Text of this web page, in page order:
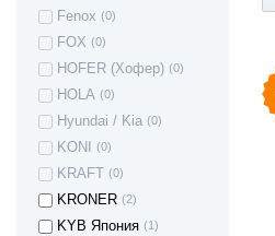
Fenox (0)
FOX (0)
HOFER (Хофер) (0)
HOLA (0)
Hyundai / Kia (0)
KONI (0)
KRAFT (0)
KRONER (2)
KYB Япония (1)
Калина I хетчбек
ВАЗ 11198 -
ВАЗ 2180 - Lada
Vesta (Лада
Веста)
(15)
ВАЗ 2181 LADA
Vesta SW Cross
(Лада Веста
Vesta Sport -
Веста спорт